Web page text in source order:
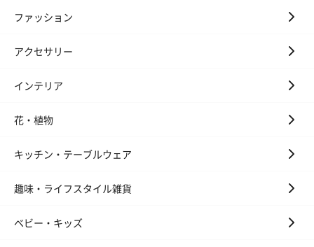
ファッション
アクセサリー
インテリア
花・植物
キッチン・テーブルウェア
趣味・ライフスタイル雑貨
ベビー・キッズ